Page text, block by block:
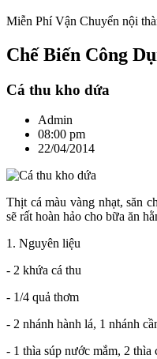
Miễn Phí Vận Chuyển nội
Chế Biến Công
Cá thu kho dứa
Admin
08:00 pm
22/04/2014
Thịt cá màu vàng nhạt, săn
sẽ rất hoàn hảo cho bữa ăn
1. Nguyên liệu
- 2 khứa cá thu
- 1/4 quả thơm
- 2 nhánh hành lá, 1 nhánh
- 1 thìa súp nước mắm, 2 thìa